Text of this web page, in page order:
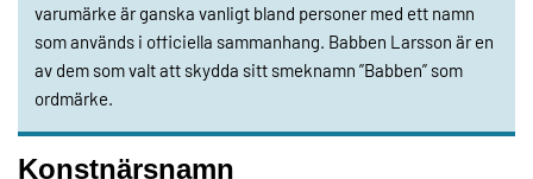
varumärke är ganska vanligt bland personer med ett namn
som används i officiella sammanhang. Babben Larsson är en
av dem som valt att skydda sitt smeknamn ”Babben” som
ordmärke.
Konstnärsnamn